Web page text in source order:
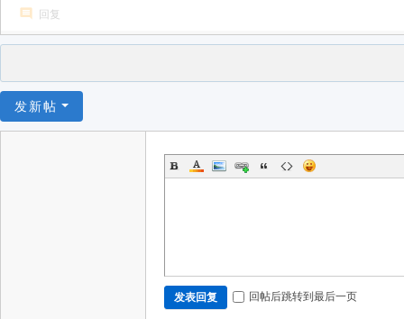
回复
发新帖
发表回复 回帖后跳转到最后一页